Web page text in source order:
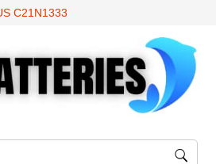
C21N1333